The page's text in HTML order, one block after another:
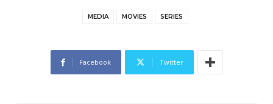
MEDIA MOVIES SERIES
Facebook Twitter